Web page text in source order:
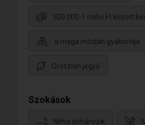
500.000-1 millió Ft között
a maga módján gyakorolja
Oroszlán jegyű
Szokások
Néha dohányzik